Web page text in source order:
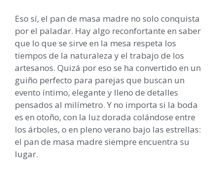
Eso sí, el pan de masa madre no solo conquista
por el paladar. Hay algo reconfortante en saber
que lo que se sirve en la mesa respeta los
tiempos de la naturaleza y el trabajo de los
artesanos. Quizá por eso se ha convertido en un
guiño perfecto para parejas que buscan un
evento íntimo, elegante y lleno de detalles
pensados al milímetro. Y no importa si la boda
es en otoño, con la luz dorada colándose entre
los árboles, o en pleno verano bajo las estrellas:
el pan de masa madre siempre encuentra su
lugar.